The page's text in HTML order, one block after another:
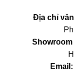
Địa chỉ
Showroom
Email: